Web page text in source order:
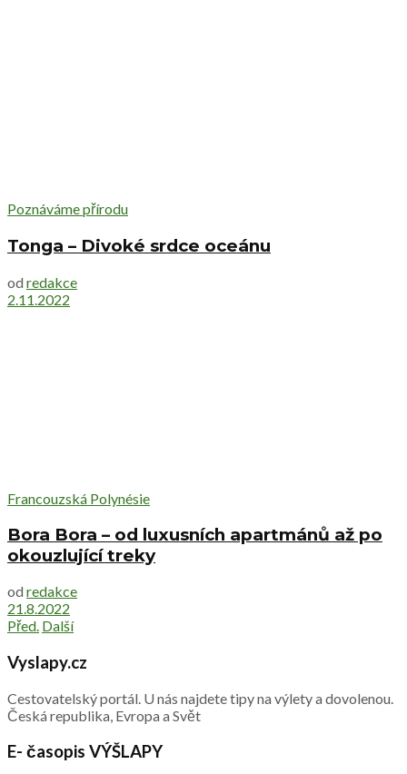
Poznáváme přírodu
Tonga – Divoké srdce oceánu
od redakce
2.11.2022
Francouzská Polynésie
Bora Bora – od luxusních apartmánů až po
okouzlující treky
od redakce
21.8.2022
Před. Další
Vyslapy.cz
Cestovatelský portál. U nás najdete tipy na výlety a dovolenou.
Česká republika, Evropa a Svět
E- časopis VÝŠLAPY